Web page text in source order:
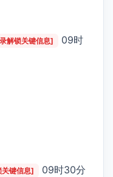
解锁关键信息]
09时
键信息]
09时30分